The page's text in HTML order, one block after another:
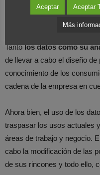
empresas en relación al
Tantolos datos como su
de llevar a cabo el diseño
conocimiento de los
cadena de la empresa en
Ahora bien, el uso de los
traspasar los usos actuales
áreas de trabajo y negocio. El
cabo la modificación de las
de sus rincones y todo ello,
Aceptar Aceptar
Más